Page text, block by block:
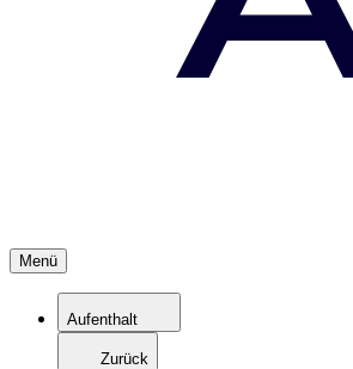
Menü
Aufenthalt
Zurück